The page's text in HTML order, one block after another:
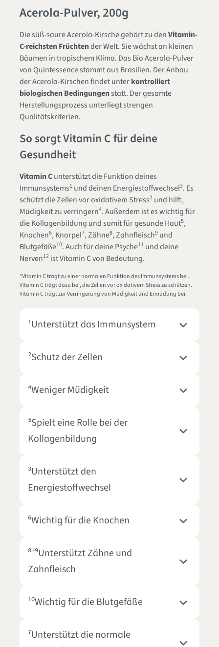
Acerola-Pulver, 200g
Die süß-saure Acerola-Kirsche gehört zu denVitamin-
C-reichsten Früchtender Welt. Sie wächst an kleinen
Bäumen in tropischem Klima. Das Bio Acerola-Pulver
von Quintessence stammt aus Brasilien. Der Anbau
der Acerola-Kirschen findet unterkontrolliert
biologischen Bedingungenstatt. Der gesamte
Herstellungsprozess unterliegt strengen
Qualitätskriterien.
So sorgt Vitamin C für deine
Gesundheit
Vitamin Cunterstützt die Funktion deines
Immunsystems1 und deinen Energiestoffwechsel3. Es
schützt die Zellen vor oxidativem Stress2 und hilft,
Müdigkeit zu verringern4. Außerdem ist es wichtig für
die Kollagenbildung und somit für gesunde Haut5,
Knochen6, Knorpel7, Zähne8, Zahnfleisch9 und
Blutgefäße10. Auch für deine Psyche11 und deine
Nerven12 ist Vitamin C von Bedeutung.
*Vitamin C trägt zu einer normalen Funktion des Immunsystems bei.
Vitamin C trägt dazu bei, die Zellen vor oxidativem Stress zu schützen.
Vitamin C trägt zur Verringerung von Müdigkeit und Ermüdung bei.
¹Unterstützt das Immunsystem
²Schutz der Zellen
⁴Weniger Müdigkeit
⁵Spielt eine Rolle bei der
Kollagenbildung
³Unterstützt den
Energiestoffwechsel
⁶Wichtig für die Knochen
⁸⁺⁹Unterstützt Zähne und
Zahnfleisch
¹⁰Wichtig für die Blutgefäße
⁷Unterstützt die normale